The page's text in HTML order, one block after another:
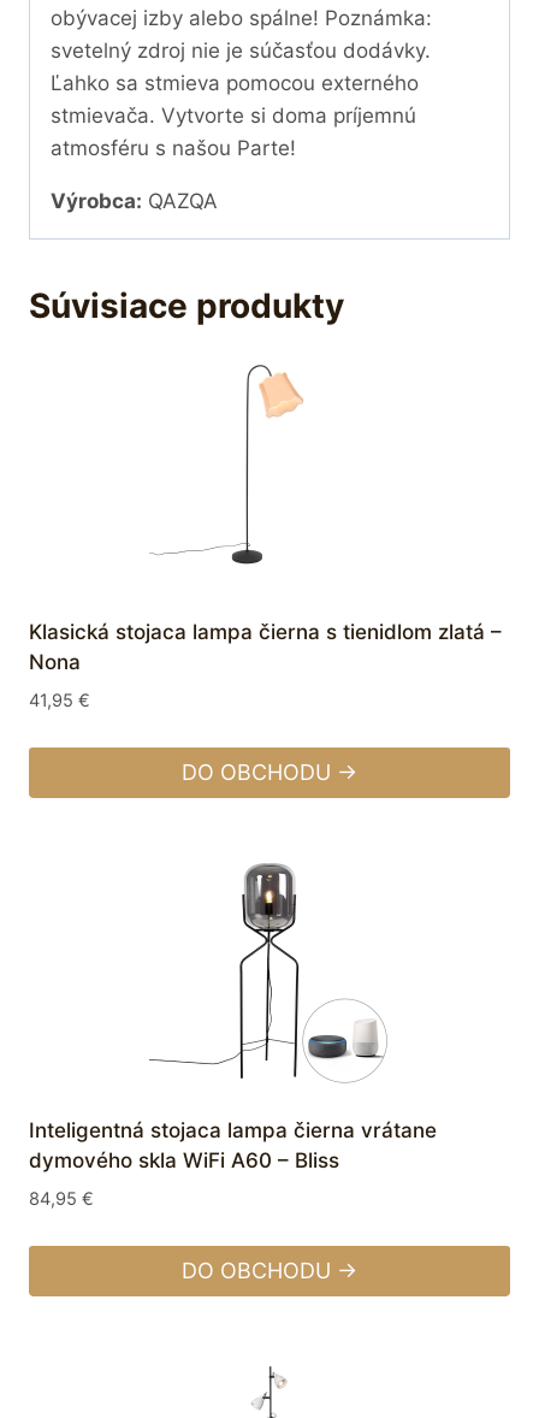
obývacej izby alebo spálne! Poznámka:
svetelný zdroj nie je súčasťou dodávky.
Ľahko sa stmieva pomocou externého
stmievača. Vytvorte si doma príjemnú
atmosféru s našou Parte!
Výrobca: QAZQA
Súvisiace produkty
Klasická stojaca lampa čierna s tienidlom zlatá –
Nona
41,95 €
DO OBCHODU →
Inteligentná stojaca lampa čierna vrátane
dymového skla WiFi A60 – Bliss
84,95 €
DO OBCHODU →